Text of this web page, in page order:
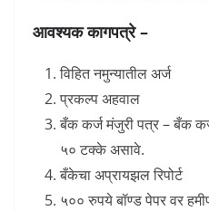
आवश्यक कागपत्रे –
विहित नमुन्यातील अर्ज
प्रकल्प अहवाल
बँक कर्ज मंजुरी पत्र – बँक
५० टक्के असावे.
बँकेचा अप्रायझल रिपोर्ट
५०० रुपये बॉण्ड पेपर वर